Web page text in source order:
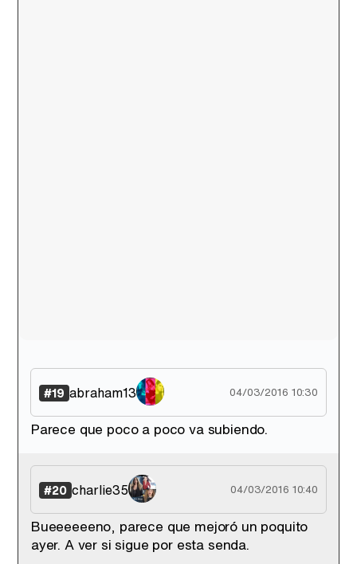
#19 abraham13 04/03/2016 10:30
Parece que poco a poco va subiendo.
#20 charlie35 04/03/2016 10:40
Bueeeeeeno, parece que mejoró un poquito
ayer. A ver si sigue por esta senda.